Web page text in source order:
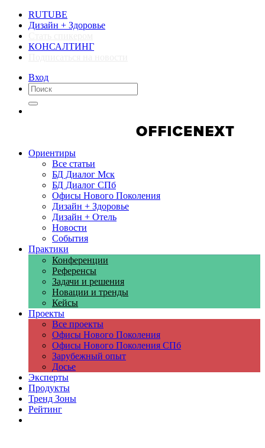
RUTUBE
Дизайн + Здоровье
КОНСАЛТИНГ
Вход
Ориентиры
Все статьи
БД Диалог Мск
БД Диалог СПб
Офисы Нового Поколения
Дизайн + Здоровье
Дизайн + Отель
Новости
События
Практики
Конференции
Референсы
Задачи и решения
Новации и тренды
Кейсы
Проекты
Все проекты
Офисы Нового Поколения
Офисы Нового Поколения СПб
Зарубежный опыт
Досье
Эксперты
Продукты
Тренд Зоны
Рейтинг